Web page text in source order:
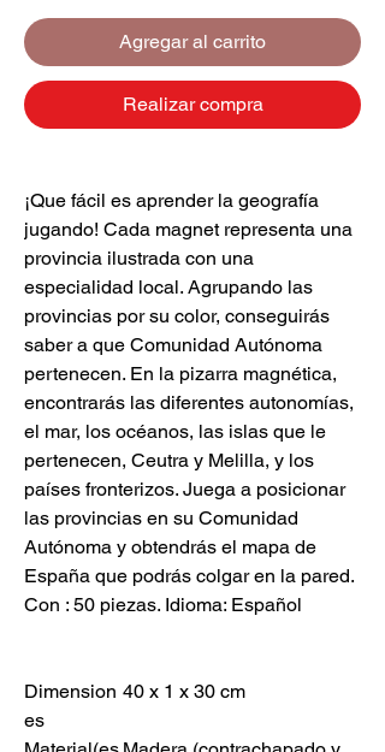
Agregar al carrito
Realizar compra
¡Que fácil es aprender la geografía
jugando! Cada magnet representa una
provincia ilustrada con una
especialidad local. Agrupando las
provincias por su color, conseguirás
saber a que Comunidad Autónoma
pertenecen. En la pizarra magnética,
encontrarás las diferentes autonomías,
el mar, los océanos, las islas que le
pertenecen, Ceutra y Melilla, y los
países fronterizos. Juega a posicionar
las provincias en su Comunidad
Autónoma y obtendrás el mapa de
España que podrás colgar en la pared.
Con : 50 piezas. Idioma: Español
Dimension
es
40 x 1 x 30 cm